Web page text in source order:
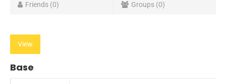
Friends 0 Groups 0
View
Base